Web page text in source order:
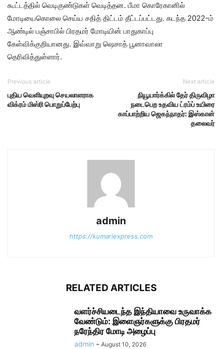
கூட்டத்தில் வெடிகுண்டுகள் வெடித்தன. பீமா கொரேகானில்
மோடியைகொலை செய்ய சதித் திட்டம் தீட்டப்பட்டது. கடந்த 2022-ம்
ஆண்டில் பஞ்சாபில் பிரதமர் மோடியின் பாதுகாப்பு
கேள்விக்குறியானது. இவ்வாறு ஷெசாத் பூனாவாலா
தெரிவித்துள்ளார்.
Previous article
புதிய வெளியுறவு செயலாளராக
விக்ரம் மிஸ்ரி பொறுப்பேற்பு
Next article
நியூயார்க்கில் தேர் திருவிழா
நடைபெற உதவிய ட்ரம்ப் உயிரை
காப்பாற்றிய ஜெகந்நாதர்: இஸ்கான்
தலைவர்
admin
https://kumariexpress.com
RELATED ARTICLES
வளர்ச்சியடைந்த இந்தியாவை உருவாக்க
வேண்டும்: இளைஞர்களுக்கு பிரதமர்
நரேந்திர மோடி அழைப்பு
admin - August 10, 2026